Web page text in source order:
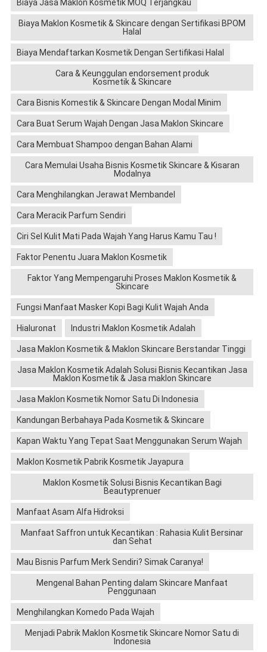
Biaya Jasa Maklon Kosmetik MOQ Terjangkau
Biaya Maklon Kosmetik & Skincare dengan Sertifikasi BPOM
Halal
Biaya Mendaftarkan Kosmetik Dengan Sertifikasi Halal
Cara & Keunggulan endorsement produk
Kosmetik & Skincare
Cara Bisnis Komestik & Skincare Dengan Modal Minim
Cara Buat Serum Wajah Dengan Jasa Maklon Skincare
Cara Membuat Shampoo dengan Bahan Alami
Cara Memulai Usaha Bisnis Kosmetik Skincare & Kisaran
Modalnya
Cara Menghilangkan Jerawat Membandel
Cara Meracik Parfum Sendiri
Ciri Sel Kulit Mati Pada Wajah Yang Harus Kamu Tau !
Faktor Penentu Juara Maklon Kosmetik
Faktor Yang Mempengaruhi Proses Maklon Kosmetik &
Skincare
Fungsi Manfaat Masker Kopi Bagi Kulit Wajah Anda
Hialuronat Industri Maklon Kosmetik Adalah
Jasa Maklon Kosmetik & Maklon Skincare Berstandar Tinggi
Jasa Maklon Kosmetik Adalah Solusi Bisnis Kecantikan Jasa
Maklon Kosmetik & Jasa maklon Skincare
Jasa Maklon Kosmetik Nomor Satu Di Indonesia
Kandungan Berbahaya Pada Kosmetik & Skincare
Kapan Waktu Yang Tepat Saat Menggunakan Serum Wajah
Maklon Kosmetik Pabrik Kosmetik Jayapura
Maklon Kosmetik Solusi Bisnis Kecantikan Bagi
Beautyprenuer
Manfaat Asam Alfa Hidroksi
Manfaat Saffron untuk Kecantikan : Rahasia Kulit Bersinar
dan Sehat
Mau Bisnis Parfum Merk Sendiri? Simak Caranya!
Mengenal Bahan Penting dalam Skincare Manfaat
Penggunaan
Menghilangkan Komedo Pada Wajah
Menjadi Pabrik Maklon Kosmetik Skincare Nomor Satu di
Indonesia